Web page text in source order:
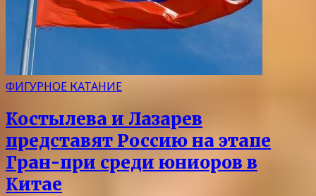
ФИГУРНОЕ КАТАНИЕ
Костылева и Лазарев
представят Россию на этапе
Гран-при среди юниоров в
Китае